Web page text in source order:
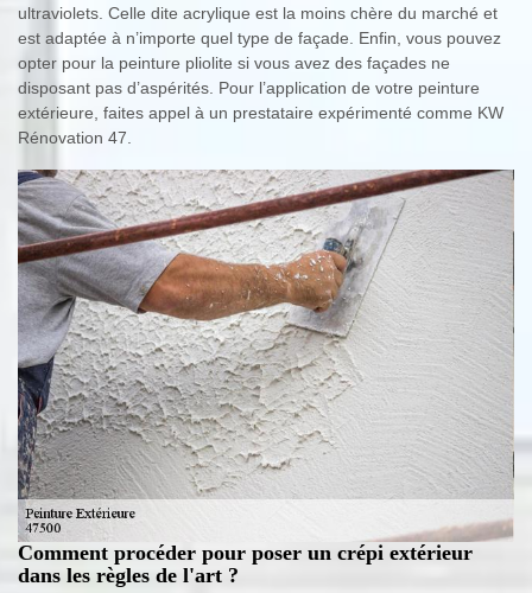
ultraviolets. Celle dite acrylique est la moins chère du marché et
est adaptée à n’importe quel type de façade. Enfin, vous pouvez
opter pour la peinture pliolite si vous avez des façades ne
disposant pas d’aspérités. Pour l’application de votre peinture
extérieure, faites appel à un prestataire expérimenté comme KW
Rénovation 47.
Comment procéder pour poser un crépi extérieur
dans les règles de l'art ?